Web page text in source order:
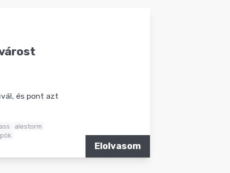
és pont azt
alestorm
Elolvasom